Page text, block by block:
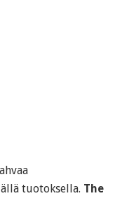
tuotoksella. The